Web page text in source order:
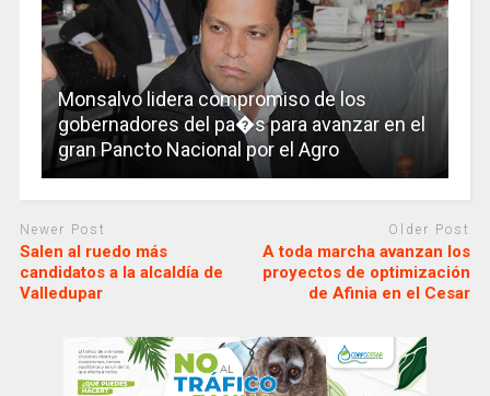
Monsalvo lidera compromiso de los
gobernadores del pa�s para avanzar en el
gran Pancto Nacional por el Agro
Newer Post
Salen al ruedo más
candidatos a la alcaldía de
Valledupar
Older Post
A toda marcha avanzan los
proyectos de optimización
de Afinia en el Cesar